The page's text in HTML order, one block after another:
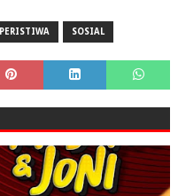
PERISTIWA SOSIAL